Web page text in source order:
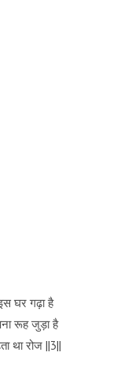
घर गढ़ा है
रूह जुड़ा है
था रोज ||3||